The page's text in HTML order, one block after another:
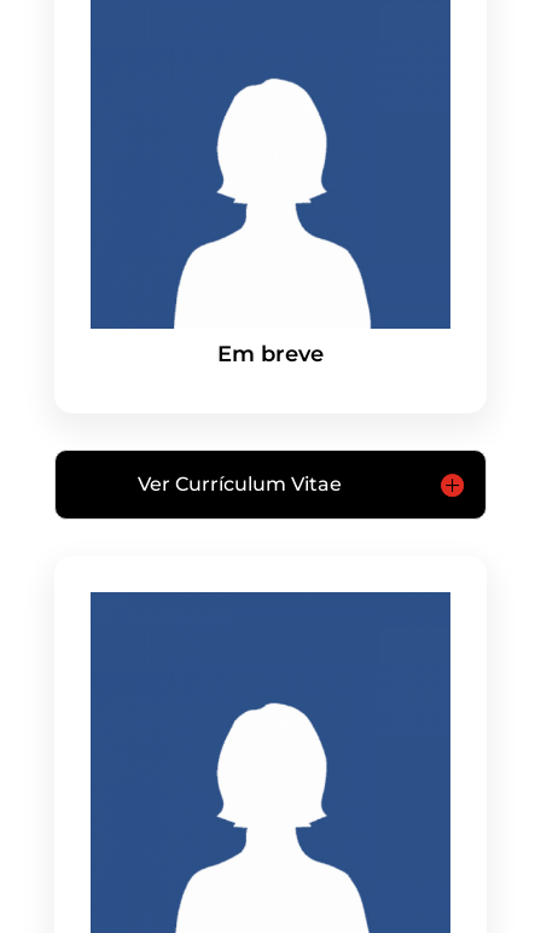
Em breve
Ver Currículum Vitae